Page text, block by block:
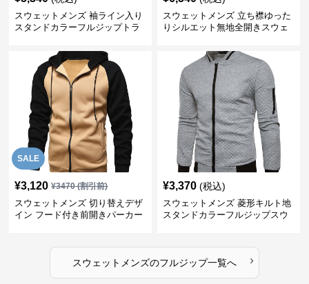
スウェットメンズ 袖ライン入り
スタンドカラーフルジップトラ
スウェットメンズ 立ち襟ゆった
りシルエット無地全開きスウェ
SALE
¥3,120 ¥3470(割引前)
スウェットメンズ 切り替えデザ
イン フード付き前開きパーカー
¥3,370 (税込)
スウェットメンズ 菱形キルト地
スタンドカラーフルジップスウ
スウェットメンズのフルジップ一覧へ ›